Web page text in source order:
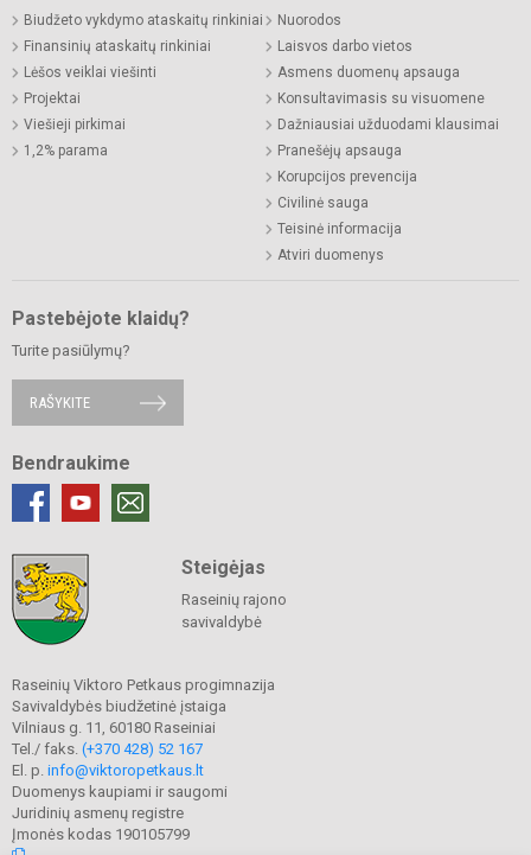
Biudžeto vykdymo ataskaitų rinkiniai
Finansinių ataskaitų rinkiniai
Lėšos veiklai viešinti
Projektai
Viešieji pirkimai
1,2% parama
Nuorodos
Laisvos darbo vietos
Asmens duomenų apsauga
Konsultavimasis su visuomene
Dažniausiai užduodami klausimai
Pranešėjų apsauga
Korupcijos prevencija
Civilinė sauga
Teisinė informacija
Atviri duomenys
Pastebėjote klaidų?
Turite pasiūlymų?
RAŠYKITE
Bendraukime
Steigėjas
Raseinių rajono
savivaldybė
Raseinių Viktoro Petkaus progimnazija
Savivaldybės biudžetinė įstaiga
Vilniaus g. 11, 60180 Raseiniai
Tel./ faks. (+370 428) 52 167
El. p. info@viktoropetkaus.lt
Duomenys kaupiami ir saugomi
Juridinių asmenų registre
Įmonės kodas 190105799